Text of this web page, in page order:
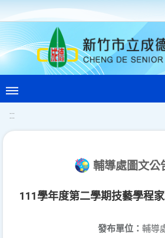
:::
輔導處圖文公
111學年度第二學期技藝學程
發布單位： 輔導